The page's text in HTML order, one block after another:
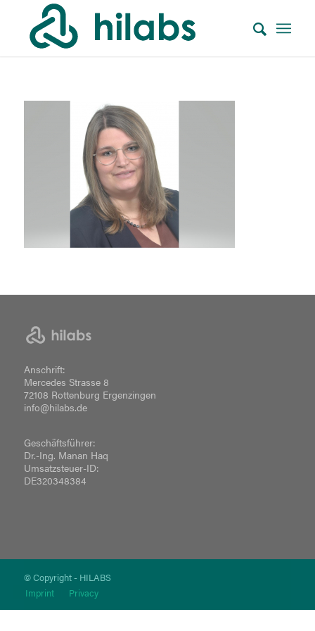
Anschrift:
Mercedes Strasse 8
72108 Rottenburg Ergenzingen
info@hilabs.de
Geschäftsführer:
Dr.-Ing. Manan Haq
Umsatzsteuer-ID:
DE320348384
© Copyright - HILABS
Imprint
Privacy